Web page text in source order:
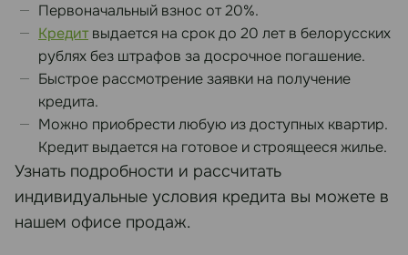
Первоначальный взнос от 20%.
Кредитвыдается на срок до 20 лет в белорусских
рублях без штрафов за досрочное погашение.
Быстрое рассмотрение заявки на получение
кредита.
Можно приобрести любую из доступных квартир.
Кредит выдается на готовое и строящееся жилье.
Узнать подробности и рассчитать
индивидуальные условия кредита вы можете в
нашем офисе продаж.